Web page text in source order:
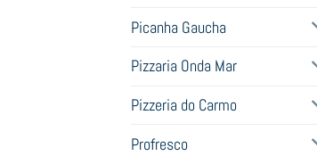
Picanha Gaucha
Pizzaria Onda Mar
Pizzeria do Carmo
Profresco